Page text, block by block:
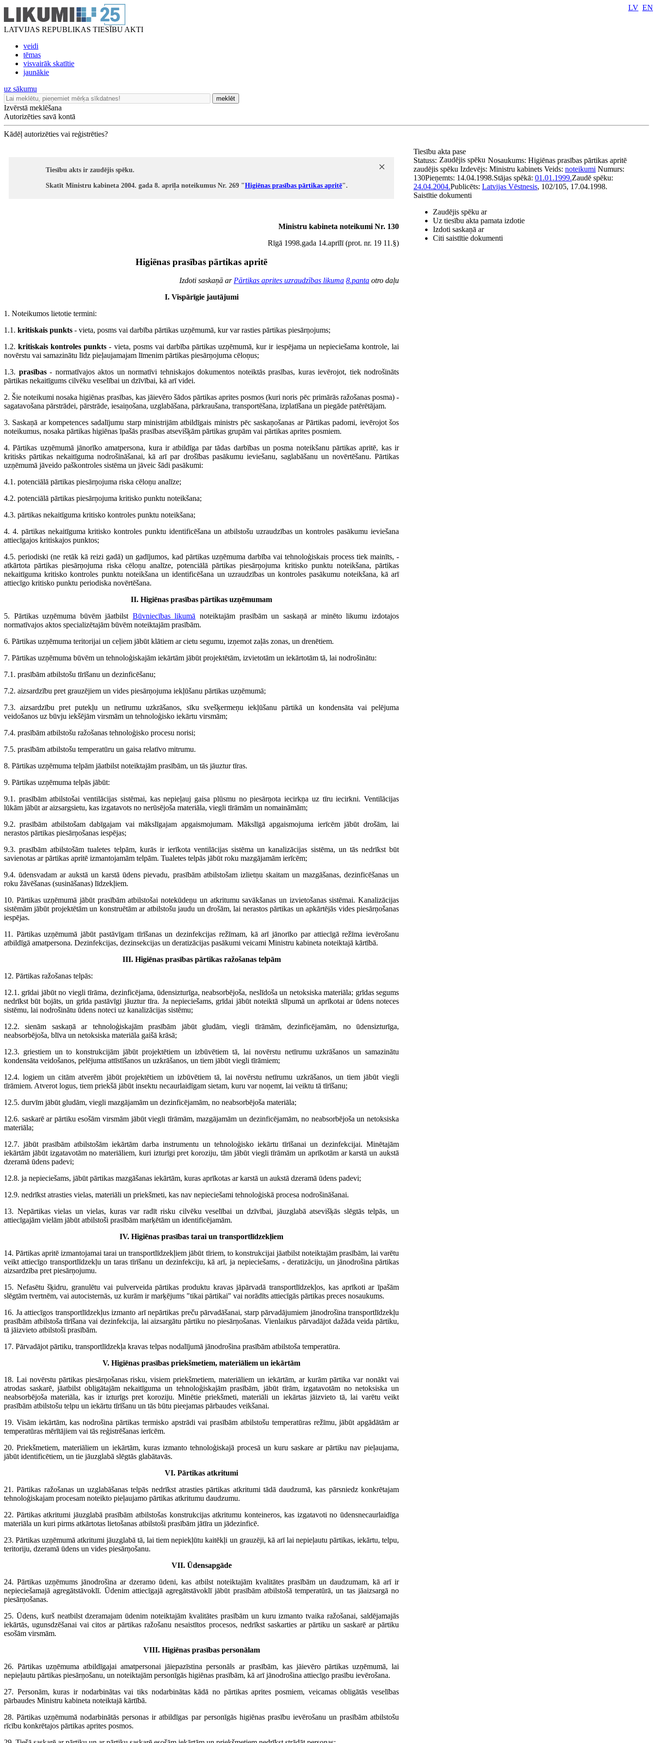
LATVIJAS REPUBLIKAS TIESĪBU AKTI
veidi
tēmas
visvairāk skatītie
jaunākie
LV EN
uz sākumu
meklēt
Izvērstā meklēšana
Autorizēties savā kontā
Kādēļ autorizēties vai reģistrēties?
Tiesību akts ir zaudējis spēku.
Skatīt Ministru kabineta 2004. gada 8. aprīļa noteikumus Nr. 269 "Higiēnas prasības pārtikas apritē".
Ministru kabineta noteikumi Nr. 130
Rīgā 1998.gada 14.aprīlī (prot. nr. 19 11.§)
Higiēnas prasības pārtikas apritē
Izdoti saskaņā arPārtikas aprites uzraudzības likuma 8.panta otro daļu
I. Vispārīgie jautājumi
1. Noteikumos lietotie termini:
1.1. kritiskais punkts - vieta, posms vai darbība pārtikas uzņēmumā, kur var rasties pārtikas piesārņojums;
1.2.kritiskais kontroles punkts - vieta, posms vai darbība pārtikas uzņēmumā, kur ir iespējama un nepieciešama kontrole, lai
novērstu vai samazinātu līdz pieļaujamajam līmenim pārtikas piesārņojuma cēloņus;
1.3. prasības- normatīvajos aktos un normatīvi tehniskajos dokumentos noteiktās prasības, kuras ievērojot, tiek nodrošināts
pārtikas nekaitīgums cilvēku veselībai un dzīvībai, kā arī videi.
2. Šie noteikumi nosaka higiēnas prasības, kas jāievēro šādos pārtikas aprites posmos (kuri noris pēc primārās ražošanas posma) -
sagatavošana pārstrādei, pārstrāde, iesaiņošana, uzglabāšana, pārkraušana, transportēšana, izplatīšana un piegāde patērētājam.
3. Saskaņā ar kompetences sadalījumu starp ministrijām atbildīgais ministrs pēc saskaņošanas ar Pārtikas padomi, ievērojot šos
noteikumus, nosaka pārtikas higiēnas īpašās prasības atsevišķām pārtikas grupām vai pārtikas aprites posmiem.
4. Pārtikas uzņēmumā jānorīko amatpersona, kura ir atbildīga par tādas darbības un posma noteikšanu pārtikas apritē, kas ir
kritisks pārtikas nekaitīguma nodrošināšanai, kā arī par drošības pasākumu ieviešanu, saglabāšanu un novērtēšanu. Pārtikas
uzņēmumā jāveido paškontroles sistēma un jāveic šādi pasākumi:
4.1. potenciālā pārtikas piesārņojuma riska cēloņu analīze;
4.2. potenciālā pārtikas piesārņojuma kritisko punktu noteikšana;
4.3. pārtikas nekaitīguma kritisko kontroles punktu noteikšana;
4. 4. pārtikas nekaitīguma kritisko kontroles punktu identificēšana un atbilstošu uzraudzības un kontroles pasākumu ieviešana
attiecīgajos kritiskajos punktos;
4.5. periodiski (ne retāk kā reizi gadā) un gadījumos, kad pārtikas uzņēmuma darbība vai tehnoloģiskais process tiek mainīts, -
atkārtota pārtikas piesārņojuma riska cēloņu analīze, potenciālā pārtikas piesārņojuma kritisko punktu noteikšana, pārtikas
nekaitīguma kritisko kontroles punktu noteikšana un identificēšana un uzraudzības un kontroles pasākumu noteikšana, kā arī
attiecīgo kritisko punktu periodiska novērtēšana.
II. Higiēnas prasības pārtikas uzņēmumam
5. Pārtikas uzņēmuma būvēm jāatbilst Būvniecības likumā noteiktajām prasībām un saskaņā ar minēto likumu izdotajos
normatīvajos aktos specializētajām būvēm noteiktajām prasībām.
6. Pārtikas uzņēmuma teritorijai un ceļiem jābūt klātiem ar cietu segumu, izņemot zaļās zonas, un drenētiem.
7. Pārtikas uzņēmuma būvēm un tehnoloģiskajām iekārtām jābūt projektētām, izvietotām un iekārtotām tā, lai nodrošinātu:
7.1. prasībām atbilstošu tīrīšanu un dezinficēšanu;
7.2. aizsardzību pret grauzējiem un vides piesārņojuma iekļūšanu pārtikas uzņēmumā;
7.3. aizsardzību pret putekļu un netīrumu uzkrāšanos, sīku svešķermeņu iekļūšanu pārtikā un kondensāta vai pelējuma
veidošanos uz būvju iekšējām virsmām un tehnoloģisko iekārtu virsmām;
7.4. prasībām atbilstošu ražošanas tehnoloģisko procesu norisi;
7.5. prasībām atbilstošu temperatūru un gaisa relatīvo mitrumu.
8. Pārtikas uzņēmuma telpām jāatbilst noteiktajām prasībām, un tās jāuztur tīras.
9. Pārtikas uzņēmuma telpās jābūt:
9.1. prasībām atbilstošai ventilācijas sistēmai, kas nepieļauj gaisa plūsmu no piesārņota iecirkņa uz tīru iecirkni. Ventilācijas
lūkām jābūt ar aizsargsietu, kas izgatavots no nerūsējoša materiāla, viegli tīrāmām un nomaināmām;
9.2. prasībām atbilstošam dabīgajam vai mākslīgajam apgaismojumam. Mākslīgā apgaismojuma ierīcēm jābūt drošām, lai
nerastos pārtikas piesārņošanas iespējas;
9.3. prasībām atbilstošām tualetes telpām, kurās ir ierīkota ventilācijas sistēma un kanalizācijas sistēma, un tās nedrīkst būt
savienotas ar pārtikas apritē izmantojamām telpām. Tualetes telpās jābūt roku mazgājamām ierīcēm;
9.4. ūdensvadam ar aukstā un karstā ūdens pievadu, prasībām atbilstošam izlietņu skaitam un mazgāšanas, dezinficēšanas un
roku žāvēšanas (susināšanas) līdzekļiem.
10. Pārtikas uzņēmumā jābūt prasībām atbilstošai notekūdeņu un atkritumu savākšanas un izvietošanas sistēmai. Kanalizācijas
sistēmām jābūt projektētām un konstruētām ar atbilstošu jaudu un drošām, lai nerastos pārtikas un apkārtējās vides piesārņošanas
iespējas.
11. Pārtikas uzņēmumā jābūt pastāvīgam tīrīšanas un dezinfekcijas režīmam, kā arī jānorīko par attiecīgā režīma ievērošanu
atbildīgā amatpersona. Dezinfekcijas, dezinsekcijas un deratizācijas pasākumi veicami Ministru kabineta noteiktajā kārtībā.
III. Higiēnas prasības pārtikas ražošanas telpām
12. Pārtikas ražošanas telpās:
12.1. grīdai jābūt no viegli tīrāma, dezinficējama, ūdensizturīga, neabsorbējoša, neslīdoša un netoksiska materiāla; grīdas segums
nedrīkst būt bojāts, un grīda pastāvīgi jāuztur tīra. Ja nepieciešams, grīdai jābūt noteiktā slīpumā un aprīkotai ar ūdens noteces
sistēmu, lai nodrošinātu ūdens noteci uz kanalizācijas sistēmu;
12.2. sienām saskaņā ar tehnoloģiskajām prasībām jābūt gludām, viegli tīrāmām, dezinficējamām, no ūdensizturīga,
neabsorbējoša, blīva un netoksiska materiāla gaišā krāsā;
12.3. griestiem un to konstrukcijām jābūt projektētiem un izbūvētiem tā, lai novērstu netīrumu uzkrāšanos un samazinātu
kondensāta veidošanos, pelējuma attīstīšanos un uzkrāšanos, un tiem jābūt viegli tīrāmiem;
12.4. logiem un citām atverēm jābūt projektētiem un izbūvētiem tā, lai novērstu netīrumu uzkrāšanos, un tiem jābūt viegli
tīrāmiem. Atverot logus, tiem priekšā jābūt insektu necaurlaidīgam sietam, kuru var noņemt, lai veiktu tā tīrīšanu;
12.5. durvīm jābūt gludām, viegli mazgājamām un dezinficējamām, no neabsorbējoša materiāla;
12.6. saskarē ar pārtiku esošām virsmām jābūt viegli tīrāmām, mazgājamām un dezinficējamām, no neabsorbējoša un netoksiska
materiāla;
12.7. jābūt prasībām atbilstošām iekārtām darba instrumentu un tehnoloģisko iekārtu tīrīšanai un dezinfekcijai. Minētajām
iekārtām jābūt izgatavotām no materiāliem, kuri izturīgi pret koroziju, tām jābūt viegli tīrāmām un aprīkotām ar karstā un aukstā
dzeramā ūdens padevi;
12.8. ja nepieciešams, jābūt pārtikas mazgāšanas iekārtām, kuras aprīkotas ar karstā un aukstā dzeramā ūdens padevi;
12.9. nedrīkst atrasties vielas, materiāli un priekšmeti, kas nav nepieciešami tehnoloģiskā procesa nodrošināšanai.
13. Nepārtikas vielas un vielas, kuras var radīt risku cilvēku veselībai un dzīvībai, jāuzglabā atsevišķās slēgtās telpās, un
attiecīgajām vielām jābūt atbilstoši prasībām marķētām un identificējamām.
IV. Higiēnas prasības tarai un transportlīdzekļiem
14. Pārtikas apritē izmantojamai tarai un transportlīdzekļiem jābūt tīriem, to konstrukcijai jāatbilst noteiktajām prasībām, lai varētu
veikt attiecīgo transportlīdzekļu un taras tīrīšanu un dezinfekciju, kā arī, ja nepieciešams, - deratizāciju, un jānodrošina pārtikas
aizsardzība pret piesārņojumu.
15. Nefasētu šķidru, granulētu vai pulverveida pārtikas produktu kravas jāpārvadā transportlīdzekļos, kas aprīkoti ar īpašām
slēgtām tvertnēm, vai autocisternās, uz kurām ir marķējums "tikai pārtikai" vai norādīts attiecīgās pārtikas preces nosaukums.
16. Ja attiecīgos transportlīdzekļus izmanto arī nepārtikas preču pārvadāšanai, starp pārvadājumiem jānodrošina transportlīdzekļu
prasībām atbilstoša tīrīšana vai dezinfekcija, lai aizsargātu pārtiku no piesārņošanas. Vienlaikus pārvadājot dažāda veida pārtiku,
tā jāizvieto atbilstoši prasībām.
17. Pārvadājot pārtiku, transportlīdzekļa kravas telpas nodalījumā jānodrošina prasībām atbilstoša temperatūra.
V. Higiēnas prasības priekšmetiem, materiāliem un iekārtām
18. Lai novērstu pārtikas piesārņošanas risku, visiem priekšmetiem, materiāliem un iekārtām, ar kurām pārtika var nonākt vai
atrodas saskarē, jāatbilst obligātajām nekaitīguma un tehnoloģiskajām prasībām, jābūt tīrām, izgatavotām no netoksiska un
neabsorbējoša materiāla, kas ir izturīgs pret koroziju. Minētie priekšmeti, materiāli un iekārtas jāizvieto tā, lai varētu veikt
prasībām atbilstošu telpu un iekārtu tīrīšanu un tās būtu pieejamas pārbaudes veikšanai.
19. Visām iekārtām, kas nodrošina pārtikas termisko apstrādi vai prasībām atbilstošu temperatūras režīmu, jābūt apgādātām ar
temperatūras mērītājiem vai tās reģistrēšanas ierīcēm.
20. Priekšmetiem, materiāliem un iekārtām, kuras izmanto tehnoloģiskajā procesā un kuru saskare ar pārtiku nav pieļaujama,
jābūt identificētiem, un tie jāuzglabā slēgtās glabātavās.
VI. Pārtikas atkritumi
21. Pārtikas ražošanas un uzglabāšanas telpās nedrīkst atrasties pārtikas atkritumi tādā daudzumā, kas pārsniedz konkrētajam
tehnoloģiskajam procesam noteikto pieļaujamo pārtikas atkritumu daudzumu.
22. Pārtikas atkritumi jāuzglabā prasībām atbilstošas konstrukcijas atkritumu konteineros, kas izgatavoti no ūdensnecaurlaidīga
materiāla un kuri pirms atkārtotas lietošanas atbilstoši prasībām jātīra un jādezinficē.
23. Pārtikas uzņēmumā atkritumi jāuzglabā tā, lai tiem nepiekļūtu kaitēkļi un grauzēji, kā arī lai nepieļautu pārtikas, iekārtu, telpu,
teritoriju, dzeramā ūdens un vides piesārņošanu.
VII. Ūdensapgāde
24. Pārtikas uzņēmums jānodrošina ar dzeramo ūdeni, kas atbilst noteiktajām kvalitātes prasībām un daudzumam, kā arī ir
nepieciešamajā agregātstāvoklī. Ūdenim attiecīgajā agregātstāvoklī jābūt prasībām atbilstošā temperatūrā, un tas jāaizsargā no
piesārņošanas.
25. Ūdens, kurš neatbilst dzeramajam ūdenim noteiktajām kvalitātes prasībām un kuru izmanto tvaika ražošanai, saldējamajās
iekārtās, ugunsdzēšanai vai citos ar pārtikas ražošanu nesaistītos procesos, nedrīkst saskarties ar pārtiku un saskarē ar pārtiku
esošām virsmām.
VIII. Higiēnas prasības personālam
26. Pārtikas uzņēmuma atbildīgajai amatpersonai jāiepazīstina personāls ar prasībām, kas jāievēro pārtikas uzņēmumā, lai
nepieļautu pārtikas piesārņošanu, un noteiktajām personīgās higiēnas prasībām, kā arī jānodrošina attiecīgo prasību ievērošana.
27. Personām, kuras ir nodarbinātas vai tiks nodarbinātas kādā no pārtikas aprites posmiem, veicamas obligātās veselības
pārbaudes Ministru kabineta noteiktajā kārtībā.
28. Pārtikas uzņēmumā nodarbinātās personas ir atbildīgas par personīgās higiēnas prasību ievērošanu un prasībām atbilstošu
rīcību konkrētajos pārtikas aprites posmos.
Tiesību akta pase
Nosaukums: Higiēnas prasības pārtikas apritē
Statuss: Zaudējis spēku
zaudējis spēku Izdevējs: Ministru kabinets Veids: noteikumi Numurs:
130Pieņemts: 14.04.1998.Stājas spēkā: 01.01.1999.Zaudē spēku:
24.04.2004.Publicēts: Latvijas Vēstnesis, 102/105, 17.04.1998.
Saistītie dokumenti
Zaudējis spēku ar
Uz tiesību akta pamata izdotie
Izdoti saskaņā ar
Citi saistītie dokumenti